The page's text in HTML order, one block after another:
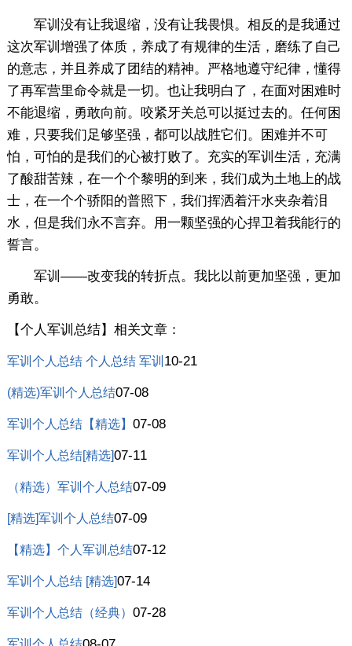
军训没有让我退缩，没有让我畏惧。相反的是我通过
这次军训增强了体质，养成了有规律的生活，磨练了自己
的意志，并且养成了团结的精神。严格地遵守纪律，懂得
了再军营里命令就是一切。也让我明白了，在面对困难时
不能退缩，勇敢向前。咬紧牙关总可以挺过去的。任何困
难，只要我们足够坚强，都可以战胜它们。困难并不可
怕，可怕的是我们的心被打败了。充实的军训生活，充满
了酸甜苦辣，在一个个黎明的到来，我们成为土地上的战
士，在一个个骄阳的普照下，我们挥洒着汗水夹杂着泪
水，但是我们永不言弃。用一颗坚强的心捍卫着我能行的
誓言。
军训——改变我的转折点。我比以前更加坚强，更加
勇敢。
【个人军训总结】相关文章：
军训个人总结 个人总结 军训 10-21
(精选)军训个人总结07-08
军训个人总结【精选】 07-08
军训个人总结[精选]07-11
（精选）军训个人总结07-09
[精选]军训个人总结07-09
【精选】个人军训总结07-12
军训个人总结 [精选]07-14
军训个人总结（经典） 07-28